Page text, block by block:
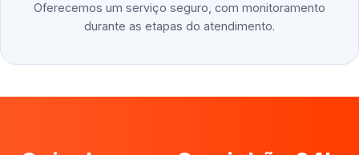
Oferecemos um serviço seguro, com monitoramento
durante as etapas do atendimento.